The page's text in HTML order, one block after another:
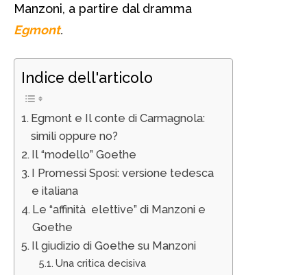
Manzoni, a partire dal dramma
Egmont.
Indice dell'articolo
Egmont e Il conte di Carmagnola:
simili oppure no?
Il “modello” Goethe
I Promessi Sposi: versione tedesca
e italiana
Le “affinità elettive” di Manzoni e
Goethe
Il giudizio di Goethe su Manzoni
Una critica decisiva